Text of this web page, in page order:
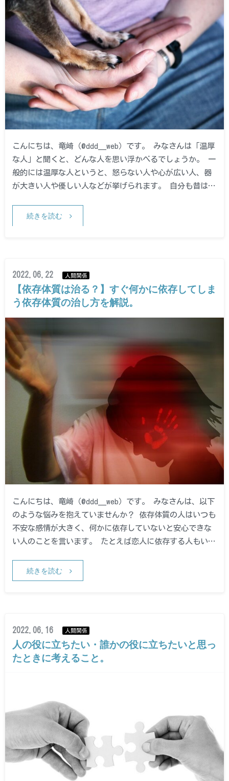
こんにちは、竜崎（@ddd__web）です。 みなさんは「温厚
な人」と聞くと、どんな人を思い浮かべるでしょうか。 一
般的には温厚な人というと、怒らない人や心が広い人、器
が大きい人や優しい人などが挙げられます。 自分も昔は…
続きを読む
2022.06.22 人間関係
【依存体質は治る？】すぐ何かに依存してしま
う依存体質の治し方を解説。
こんにちは、竜崎（@ddd__web）です。 みなさんは、以下
のような悩みを抱えていませんか？ 依存体質の人はいつも
不安な感情が大きく、何かに依存していないと安心できな
い人のことを言います。 たとえば恋人に依存する人もい…
続きを読む
2022.06.16 人間関係
人の役に立ちたい・誰かの役に立ちたいと思っ
たときに考えること。